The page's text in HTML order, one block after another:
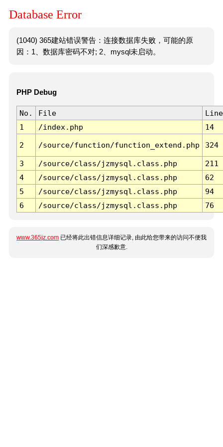
Database Error
(1040) 365建站错误警告：连接数据库失败，可能的原
因：1、数据库密码不对; 2、mysql未启动。
PHP Debug
No. File
Line
1
/index.php 14
2 /source/function/function_extend.php 324
3 /source/class/jzmysql.class.php
211
4
/source/class/jzmysql.class.php
62
5
/source/class/jzmysql.class.php
94
6
/source/class/jzmysql.class.php 76
www.365jz.com 已经将此出错信息详细记录, 由此给您带来的访问不便我
们深感歉意.